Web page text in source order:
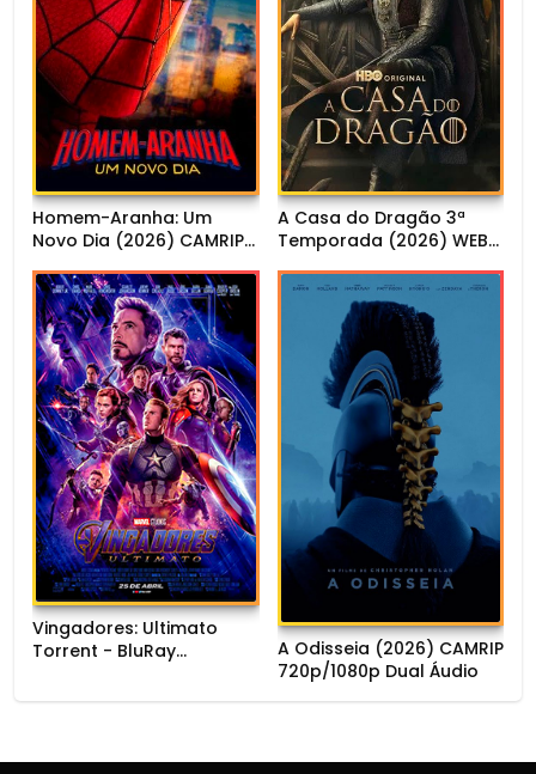
Homem-Aranha: Um
Novo Dia (2026) CAMRIP
A Casa do Dragão 3ª
Temporada (2026) WEB-
Vingadores: Ultimato
Torrent - BluRay
Áudio
A Odisseia (2026) CAMRIP
720p/1080p Dual Áudio